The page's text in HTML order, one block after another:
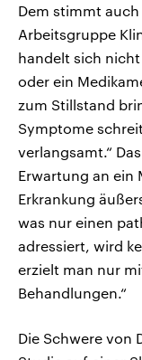
Dem stimmt auch
Arbeitsgruppe
handelt sich nicht
oder ein
zum Stillstand
Symptome
verlangsamt.“
Erwartung an ein
Erkrankung
was nur einen
adressiert, wird
erzielt man nur
Behandlungen.“
Die Schwere von